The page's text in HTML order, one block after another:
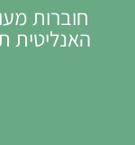
חוברות
האנליטית